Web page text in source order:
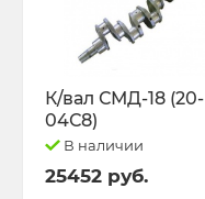
К/вал СМД-18 (20-
04С8)
В наличии
25452 руб.